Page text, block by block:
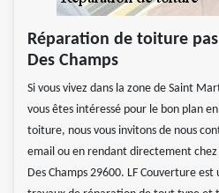
Réparation de toiture
Des Champs
Si vous vivez dans la zone de Saint
vous êtes intéressé pour le bon plan
toiture, nous vous invitons de nous
email ou en rendant directement
Des Champs 29600. LF Couverture